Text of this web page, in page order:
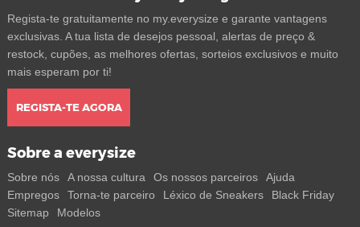
Regista-te gratuitamente no my.everysize e garante vantagens
exclusivas. A tua lista de desejos pessoal, alertas de preço &
restock, cupões, as melhores ofertas, sorteios exclusivos e muito
mais esperam por ti!
REGISTA-TE AGORA
Sobre a everysize
Sobre nós A nossa cultura Os nossos parceiros
Ajuda
Empregos
Torna-te parceiro Léxico de Sneakers
Black Friday
Sitemap
Modelos